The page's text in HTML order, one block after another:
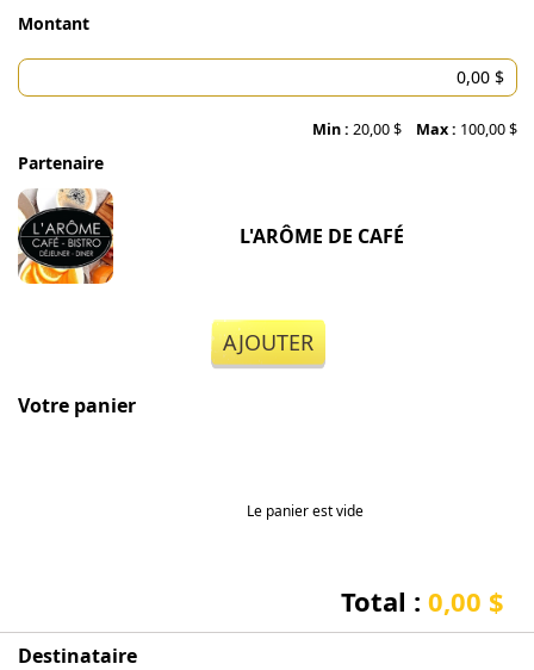
Montant
Min : 20,00 $ Max : 100,00 $
Partenaire
L'ARÔME DE CAFÉ
AJOUTER
Votre panier
Le panier est vide
Total : 0,00 $
Destinataire